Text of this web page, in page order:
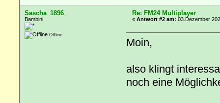
Sascha_1896_
Bambini
Offline
Re: FM24 Multiplayer
«Antwort #2 am: 03.Dezember
Moin,
also klingt
noch eine